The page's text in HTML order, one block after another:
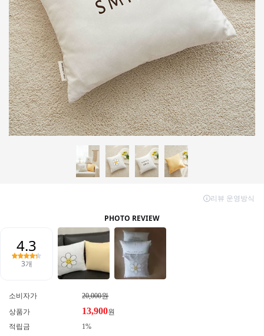
소비자가
20,000원
상품가
13,900원
적립금
1%